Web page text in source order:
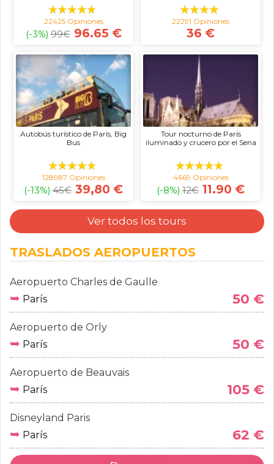
22425 Opiniones
(-3%) 99€ 96.65 €
22291 Opiniones
36 €
Autobús turístico de París, Big
Bus
128987 Opiniones
(-13%) 45€ 39,80 €
Tour nocturno de París
iluminado y crucero por el Sena
4669 Opiniones
(-8%) 12€ 11.90 €
Ver todos los tours
TRASLADOS AEROPUERTOS
Aeropuerto Charles de Gaulle
➥ París 50 €
Aeropuerto de Orly
➥ París 50 €
Aeropuerto de Beauvais
➥ París 105 €
Disneyland Paris
➥ París 62 €